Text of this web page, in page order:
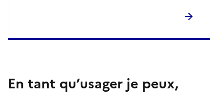
En tant qu’usager je peux,